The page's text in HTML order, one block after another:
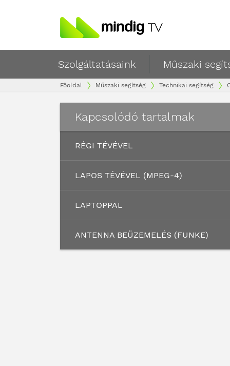
Szolgáltatásaink Műszaki
Főoldal Műszaki segítség Technikai segítség
Kapcsolódó tartalmak
RÉGI TÉVÉVEL
LAPOS TÉVÉVEL (MPEG-4)
LAPTOPPAL
ANTENNA BEÜZEMELÉS (FUNKE)